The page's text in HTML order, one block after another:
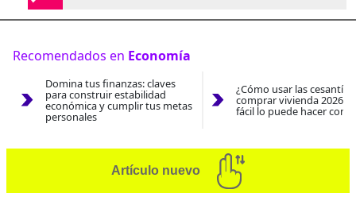
Recomendados en Economía
Domina tus finanzas: claves
para construir estabilidad
económica y cumplir tus metas
personales
¿Cómo usar las
comprar vivienda 2026?
fácil lo puede hacer con
Artículo nuevo